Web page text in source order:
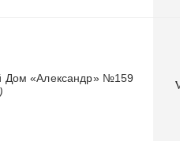
Дом «Александр» №159